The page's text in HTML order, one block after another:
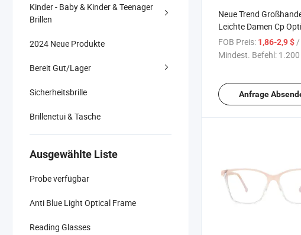
Kinder - Baby & Kinder & Teenager
Brillen
2024 Neue Produkte
Bereit Gut/Lager
Sicherheitsbrille
Brillenetui & Tasche
Ausgewählte Liste
Probe verfügbar
Anti Blue Light Optical Frame
Reading Glasses
Neue Trend
Leichte Damen Cp
Rahmen
FOB Preis: 1,86-2,9 $/
Mindest. Befehl:
Anfrage